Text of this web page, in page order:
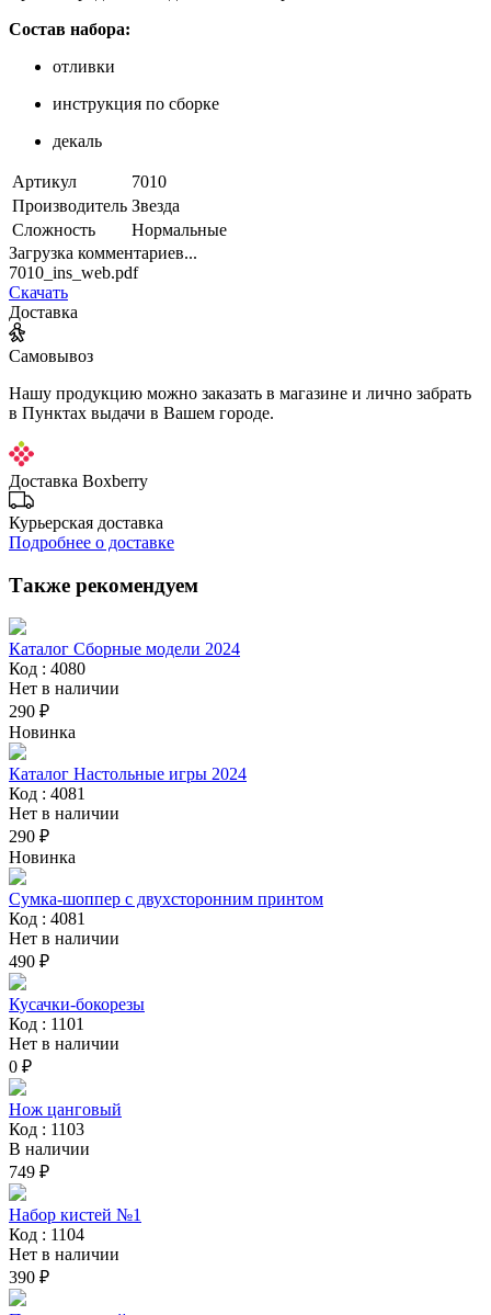
Состав набора:
отливки
инструкция по сборке
декаль
Артикул
7010
Производитель Звезда
Сложность
Нормальные
Загрузка комментариев...
7010_ins_web.pdf
Скачать
Доставка
Самовывоз
Нашу продукцию можно заказать в магазине и лично забрать
в Пунктах выдачи в Вашем городе.
Доставка Boxberry
Курьерская доставка
Подробнее о доставке
Также рекомендуем
Каталог Сборные модели 2024
Код : 4080
Нет в наличии
290 ₽
Новинка
Каталог Настольные игры 2024
Код : 4081
Нет в наличии
290 ₽
Новинка
Сумка-шоппер с двухсторонним принтом
Код : 4081
Нет в наличии
490 ₽
Кусачки-бокорезы
Код : 1101
Нет в наличии
0 ₽
Нож цанговый
Код : 1103
В наличии
749 ₽
Набор кистей №1
Код : 1104
Нет в наличии
390 ₽